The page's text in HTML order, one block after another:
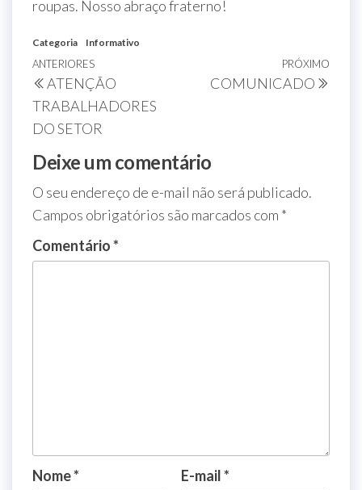
roupas. Nosso abraço fraterno!
Categoria Informativo
ANTERIORES
ATENÇÃO
TRABALHADORES
DO SETOR
PRÓXIMO
COMUNICADO
Deixe um comentário
O seu endereço de e-mail não será publicado.
Campos obrigatórios são marcados com *
Comentário*
Nome* E-mail*